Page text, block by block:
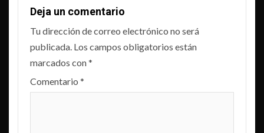
Deja un comentario
Tu dirección de correo electrónico no será
publicada. Los campos obligatorios están
marcados con*
Comentario *